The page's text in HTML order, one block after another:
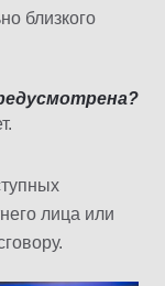
близкого
лица или